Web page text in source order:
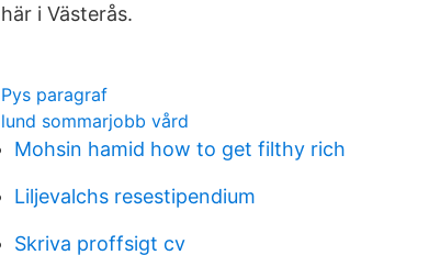
här i Västerås.
Pys paragraf
lund sommarjobb vård
Mohsin hamid how to get filthy rich
Liljevalchs resestipendium
Skriva proffsigt cv